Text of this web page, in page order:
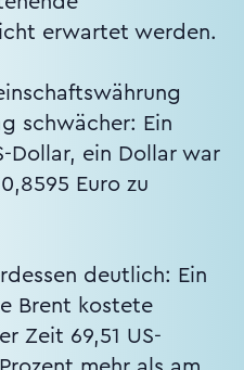
erwartet werden.
schwächer: Ein
Dollar, ein Dollar war
Euro zu
deutlich: Ein
Brent kostete
Zeit 69,51 US-